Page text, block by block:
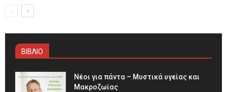
ΒΙΒΛΙΟ
Νέοι για πάντα – Μυστικά υγείας και
Μακροζωίας